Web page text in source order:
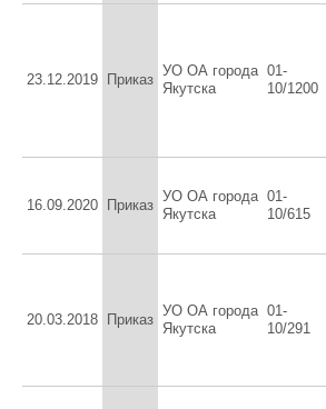
23.12.2019 Приказ
УО ОА города
Якутска
01-
10/1200
16.09.2020 Приказ
УО ОА города
Якутска
01-
10/615
20.03.2018 Приказ
УО ОА города
Якутска
01-
10/291